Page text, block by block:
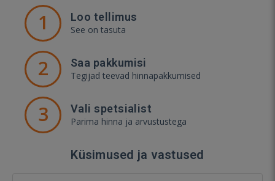
1 Loo tellimus
See on tasuta
2 Saa pakkumisi
Tegijad teevad hinnapakkumised
3 Vali spetsialist
Parima hinna ja arvustustega
Küsimused ja vastused